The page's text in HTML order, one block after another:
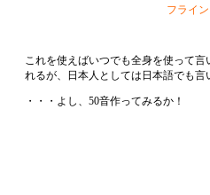
フライ
これを使えばいつでも全身を使って言
れるが、日本人としては日本語でも言
・・・よし、50音作ってみるか！